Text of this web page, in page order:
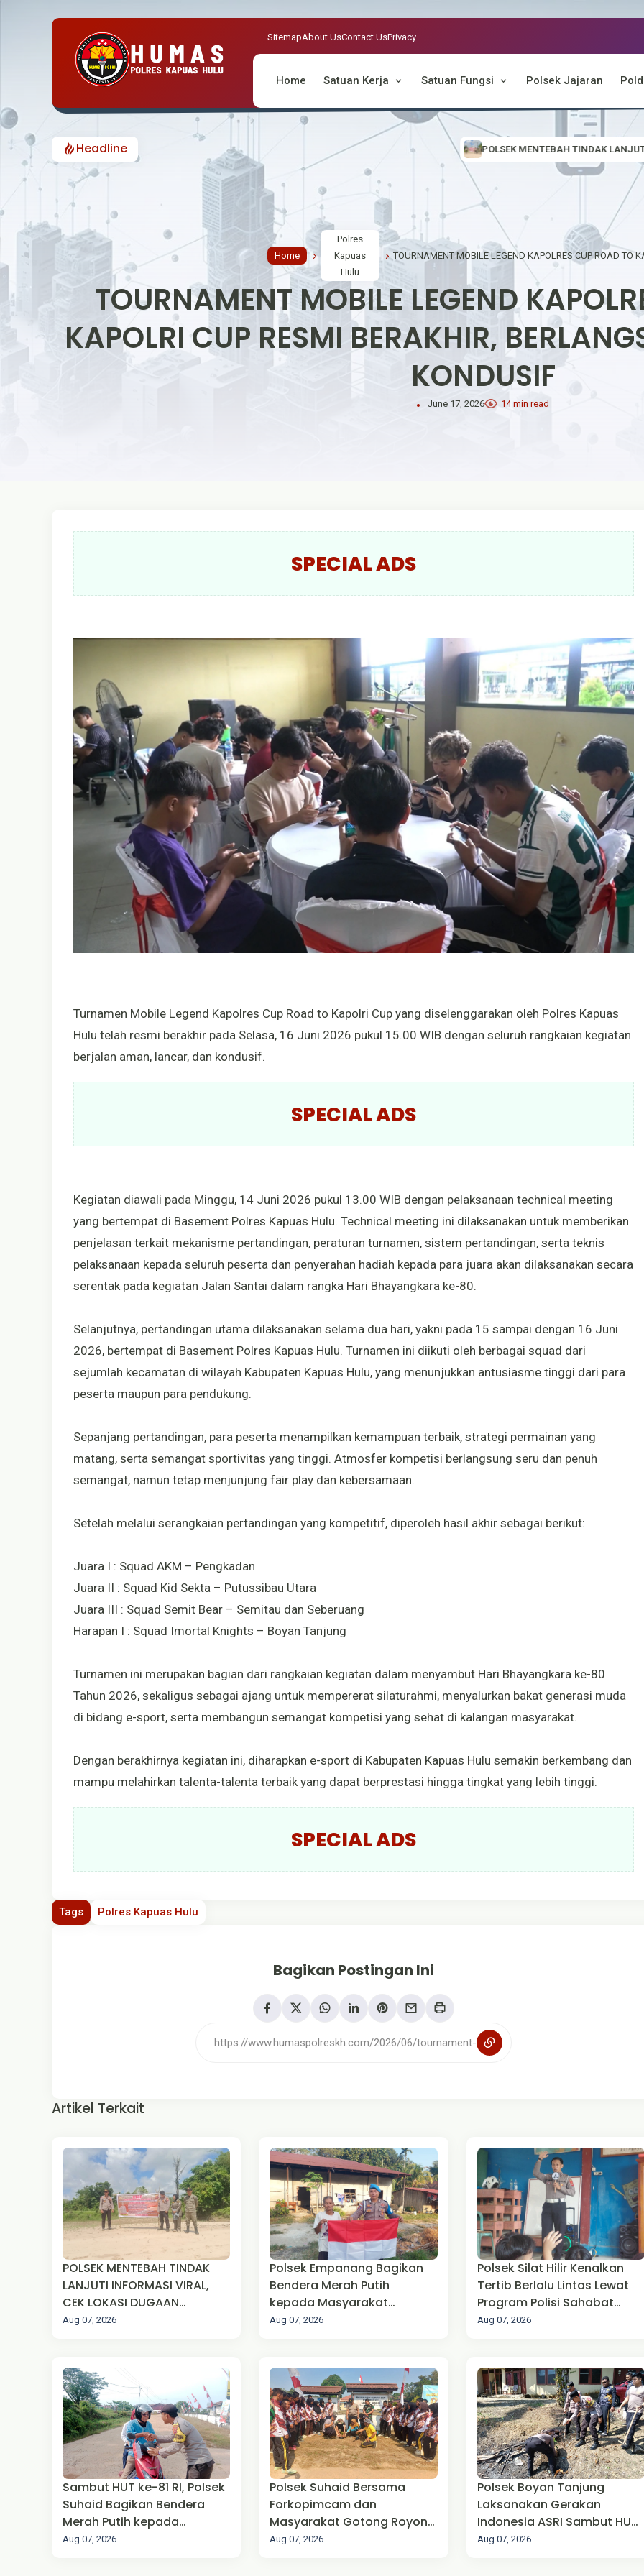
SitemapAbout UsContact UsPrivacy
Home Satuan Kerja Satuan Fungsi Polsek Jajaran
Headline POLSEK MENTEBAH TINDAK LANJUTI INFORMASI VIRAL, CEK
Home
Polres
Kapuas
Hulu
TOURNAMENT MOBILE LEGEND
KAPOLRI CUP RESMI BERAKHIR,
KONDUSIF
June 17, 2026 14 min read
SPECIAL ADS
Turnamen Mobile Legend Kapolres Cup Road to Kapolri Cup yang diselenggarakan oleh Polres Kapuas
Hulu telah resmi berakhir pada Selasa, 16 Juni 2026 pukul 15.00 WIB dengan seluruh rangkaian kegiatan
berjalan aman, lancar, dan kondusif.
SPECIAL ADS
Kegiatan diawali pada Minggu, 14 Juni 2026 pukul 13.00 WIB dengan pelaksanaan technical meeting
yang bertempat di Basement Polres Kapuas Hulu. Technical meeting ini dilaksanakan untuk memberikan
penjelasan terkait mekanisme pertandingan, peraturan turnamen, sistem pertandingan, serta teknis
pelaksanaan kepada seluruh peserta dan penyerahan hadiah kepada para juara akan dilaksanakan secara
serentak pada kegiatan Jalan Santai dalam rangka Hari Bhayangkara ke-80.
Selanjutnya, pertandingan utama dilaksanakan selama dua hari, yakni pada 15 sampai dengan 16 Juni
2026, bertempat di Basement Polres Kapuas Hulu. Turnamen ini diikuti oleh berbagai squad dari
sejumlah kecamatan di wilayah Kabupaten Kapuas Hulu, yang menunjukkan antusiasme tinggi dari para
peserta maupun para pendukung.
Sepanjang pertandingan, para peserta menampilkan kemampuan terbaik, strategi permainan yang
matang, serta semangat sportivitas yang tinggi. Atmosfer kompetisi berlangsung seru dan penuh
semangat, namun tetap menjunjung fair play dan kebersamaan.
Setelah melalui serangkaian pertandingan yang kompetitif, diperoleh hasil akhir sebagai berikut:
Juara I : Squad AKM – Pengkadan
Juara II : Squad Kid Sekta – Putussibau Utara
Juara III : Squad Semit Bear – Semitau dan Seberuang
Harapan I : Squad Imortal Knights – Boyan Tanjung
Turnamen ini merupakan bagian dari rangkaian kegiatan dalam menyambut Hari Bhayangkara ke-80
Tahun 2026, sekaligus sebagai ajang untuk mempererat silaturahmi, menyalurkan bakat generasi muda
di bidang e-sport, serta membangun semangat kompetisi yang sehat di kalangan masyarakat.
Dengan berakhirnya kegiatan ini, diharapkan e-sport di Kabupaten Kapuas Hulu semakin berkembang dan
mampu melahirkan talenta-talenta terbaik yang dapat berprestasi hingga tingkat yang lebih tinggi.
SPECIAL ADS
Tags Polres Kapuas Hulu
Bagikan Postingan Ini
Artikel Terkait
POLSEK MENTEBAH TINDAK
LANJUTI INFORMASI VIRAL,
CEK LOKASI DUGAAN
AKTIVITAS PETI DI SUNGAI
Aug 07, 2026
Polsek Empanang Bagikan
Bendera Merah Putih
kepada Masyarakat
Perbatasan Sambut HUT ke-
Aug 07, 2026
Polsek Silat Hilir Kenalkan
Tertib Berlalu Lintas Lewat
Program Polisi Sahabat
Anak di PAUD Tunas Bangsa
Aug 07, 2026
Sambut HUT ke-81 RI, Polsek
Suhaid Bagikan Bendera
Merah Putih kepada
Masyarakat
Aug 07, 2026
Polsek Suhaid Bersama
Forkopimcam dan
Masyarakat Gotong Royong
Percantik Lapangan
Aug 07, 2026
Polsek Boyan Tanjung
Laksanakan Gerakan
Indonesia ASRI Sambut HUT
Kemerdekaan RI Ke-81
Aug 07, 2026